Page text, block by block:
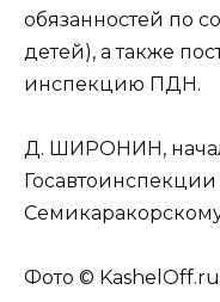
обязанностей по
детей), а также
инспекцию ПДН.
Д. ШИРОНИН,
Фото ©